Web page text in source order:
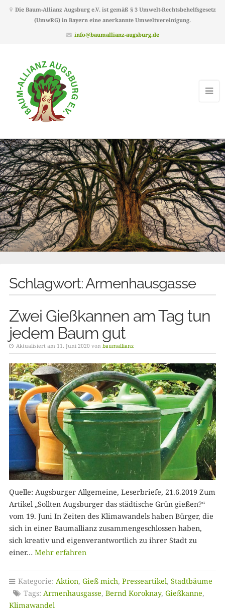
Die Baum-Allianz Augsburg e.V. ist gemäß § 3 Umwelt-Rechtsbehelfsgesetz
(UmwRG) in Bayern eine anerkannte Umweltvereinigung.
info@baumallianz-augsburg.de
Schlagwort:Armenhausgasse
Zwei Gießkannen am Tag tun
jedem Baum gut
Aktualisiert am 11. Juni 2020 von baumallianz
Quelle: Augsburger Allgemeine, Leserbriefe, 21.6.2019 Zum
Artikel „Sollten Augsburger das städtische Grün gießen?“
vom 19. Juni In Zeiten des Klimawandels haben Bürger, die
sich in einer Baumallianz zusammengeschlossen haben,
sich kreativ und eigenverantwortlich zu ihrer Stadt zu
einer… Mehr erfahren
Kategorie: Aktion, Gieß mich, Presseartikel, Stadtbäume
Tags: Armenhausgasse, Bernd Koroknay, Gießkanne,
Klimawandel